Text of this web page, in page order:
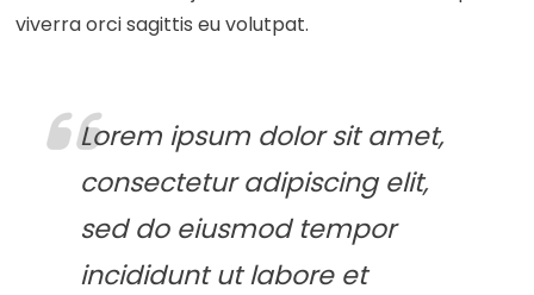
viverra orci sagittis eu volutpat.
Lorem ipsum dolor sit amet,
consectetur adipiscing elit,
sed do eiusmod tempor
incididunt ut labore et